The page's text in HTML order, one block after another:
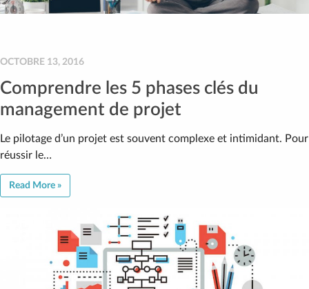
OCTOBRE 13, 2016
Comprendre les 5 phases clés du
management de projet
Le pilotage d’un projet est souvent complexe et intimidant. Pour
réussir le…
Read More »